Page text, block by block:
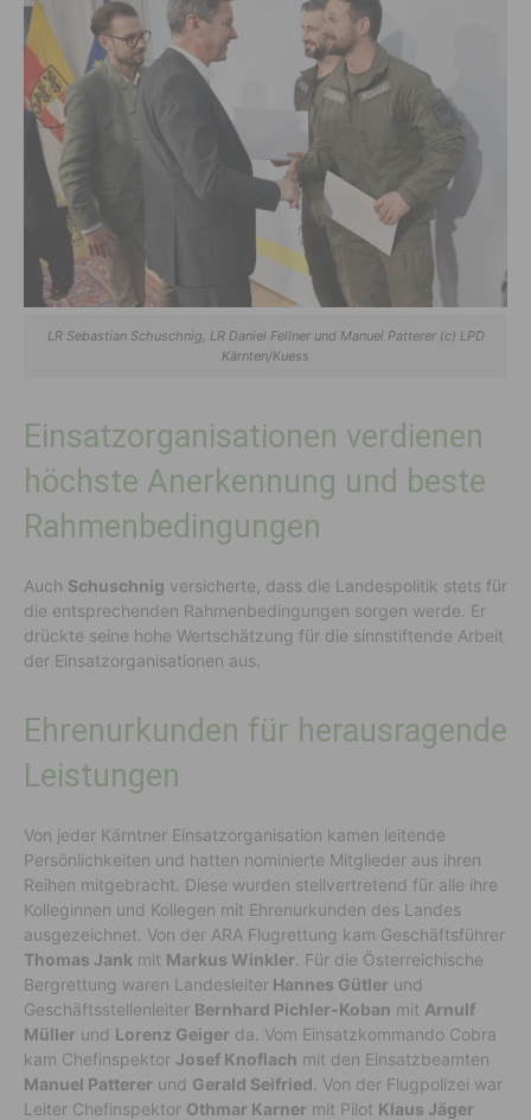
LR Sebastian Schuschnig, LR Daniel Fellner und Manuel Patterer (c) LPD
Kärnten/Kuess
Einsatzorganisationen verdienen
höchste Anerkennung und beste
Rahmenbedingungen
Auch Schuschnig versicherte, dass die Landespolitik stets für
die entsprechenden Rahmenbedingungen sorgen werde. Er
drückte seine hohe Wertschätzung für die sinnstiftende Arbeit
der Einsatzorganisationen aus.
Ehrenurkunden für herausragende
Leistungen
Von jeder Kärntner Einsatzorganisation kamen leitende
Persönlichkeiten und hatten nominierte Mitglieder aus ihren
Reihen mitgebracht. Diese wurden stellvertretend für alle ihre
Kolleginnen und Kollegen mit Ehrenurkunden des Landes
ausgezeichnet. Von der ARA Flugrettung kam Geschäftsführer
Thomas Jank mit Markus Winkler . Für die Österreichische
Bergrettung waren Landesleiter Hannes Gütler und
Geschäftsstellenleiter Bernhard Pichler-Koban mit Arnulf
Müller und Lorenz Geiger da. Vom Einsatzkommando Cobra
kam Chefinspektor Josef Knoflach mit den Einsatzbeamten
Manuel Patterer und Gerald Seifried . Von der Flugpolizei war
Leiter Chefinspektor Othmar Karner mit Pilot Klaus Jäger